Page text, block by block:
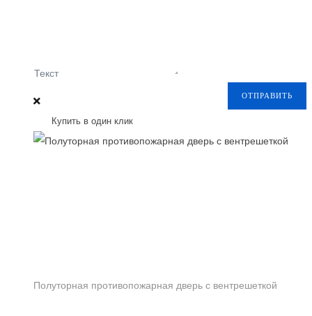
Текст
ОТПРАВИТЬ
Купить в один клик
Полуторная противопожарная дверь с вентрешеткой